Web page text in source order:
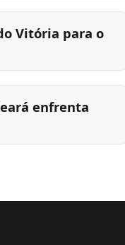
Vitória para o
enfrenta